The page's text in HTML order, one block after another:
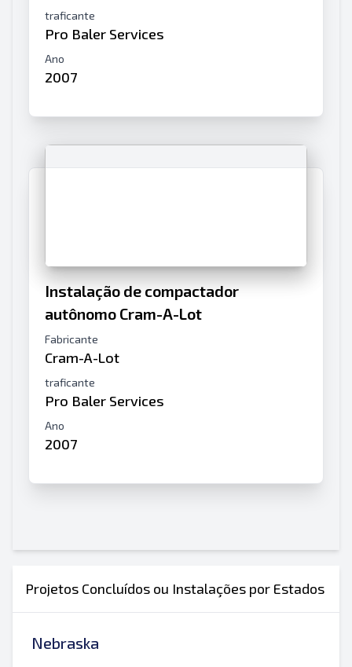
traficante
Pro Baler Services
Ano
2007
Instalação de compactador
autônomo Cram-A-Lot
Fabricante
Cram-A-Lot
traficante
Pro Baler Services
Ano
2007
Projetos Concluídos ou Instalações por Estados
Nebraska